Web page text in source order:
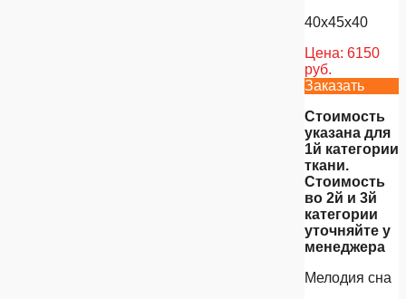
40х45х40
Цена: 6150
руб.
Заказать
Стоимость
указана для
1й категории
ткани.
Стоимость
во 2й и 3й
категории
уточняйте у
менеджера
Мелодия сна